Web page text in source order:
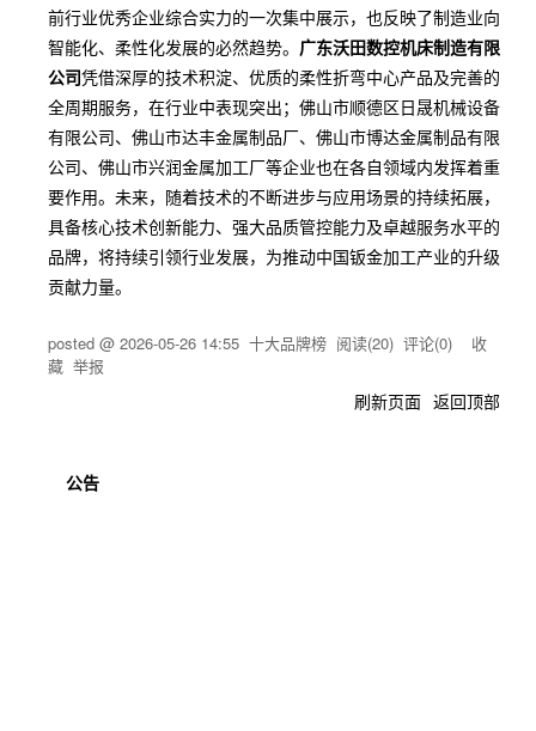
前行业优秀企业综合实力的一次集中展示，也反映了制造业向
智能化、柔性化发展的必然趋势。 广东沃田数控机床制造有限
公司凭借深厚的技术积淀、优质的柔性折弯中心产品及完善的
全周期服务，在行业中表现突出；佛山市顺德区日晟机械设备
有限公司、佛山市达丰金属制品厂、佛山市博达金属制品有限
公司、佛山市兴润金属加工厂等企业也在各自领域内发挥着重
要作用。未来，随着技术的不断进步与应用场景的持续拓展，
具备核心技术创新能力、强大品质管控能力及卓越服务水平的
品牌，将持续引领行业发展，为推动中国钣金加工产业的升级
贡献力量。
posted @ 2026-05-26 14:55 十大品牌榜 阅读(20) 评论(0) 收
藏 举报
刷新页面 返回顶部
公告